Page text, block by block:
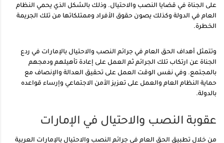
على الجناة في قضايا النصب والاحتيال. وذلك بالشكل الذي يحمي النظام
العام في الدولة وكذلك يصون حقوق الأفراد وممتلكاتها من تلك الجريمة
الخطرة.
وتتمثل أهداف الحق العام في جرائم النصب والاحتيال بالإمارات في ردع
الجناة عن ارتكاب تلك الجرائم ثم العمل على إعادة تأهيلهم ودمجهم
بالمجتمع. وفي نفس الوقت العمل على تحقيق العدالة والإنصاف مع
حماية النظام العام والعمل على تعزيز الأمن الاجتماعي وإرساء قواعده
بالدولة.
عقوبة النصب والاحتيال في الإمارات
من خلال تطبيق الحق العام في جرائم النصب والاحتيال بالإمارات العربية